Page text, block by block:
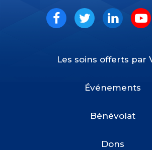
Social
Les soins offerts par
Événements
Bénévolat
Dons